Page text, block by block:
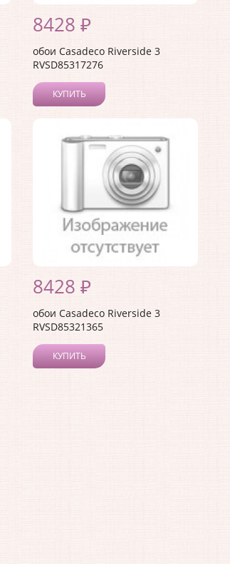
8428 ₽
обои Casadeco Riverside 3
RVSD85317276
КУПИТЬ
8428 ₽
обои Casadeco Riverside 3
RVSD85321365
КУПИТЬ